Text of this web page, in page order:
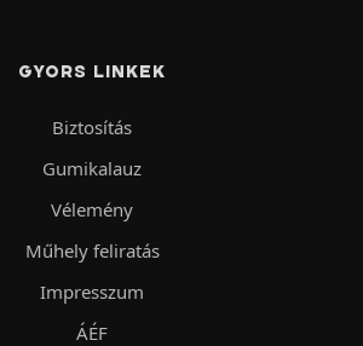
GYORS LINKEK
Biztosítás
Gumikalauz
Vélemény
Műhely feliratás
Impresszum
ÁÉF